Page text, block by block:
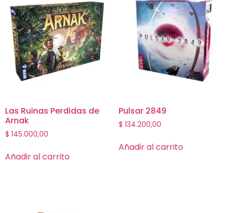
Las Ruinas Perdidas de
Arnak
$ 145.000,00
Añadir al carrito
Pulsar 2849
$ 134.200,00
Añadir al carrito